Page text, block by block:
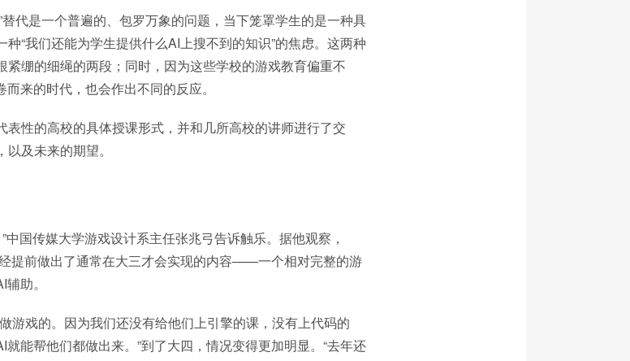
代是一个普遍的、包罗万象的问题，当下笼罩学生的是一种具
“我们还能为学生提供什么AI上搜不到的知识”的焦虑。这两种
绷的细绳的两段；同时，因为这些学校的游戏教育偏重不
来的时代，也会作出不同的反应。
表性的高校的具体授课形式，并和几所高校的讲师进行了交
及未来的期望。
中国传媒大学游戏设计系主任张兆弓告诉触乐。据他观察，
提前做出了通常在大三才会实现的内容——一个相对完整的游
助。
游戏的。因为我们还没有给他们上引擎的课，没有上代码的
能帮他们都做出来。”到了大四，情况变得更加明显。“去年还